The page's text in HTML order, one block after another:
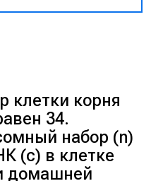
клетки корня
34.
набор (n)
(с) в клетке
домашней